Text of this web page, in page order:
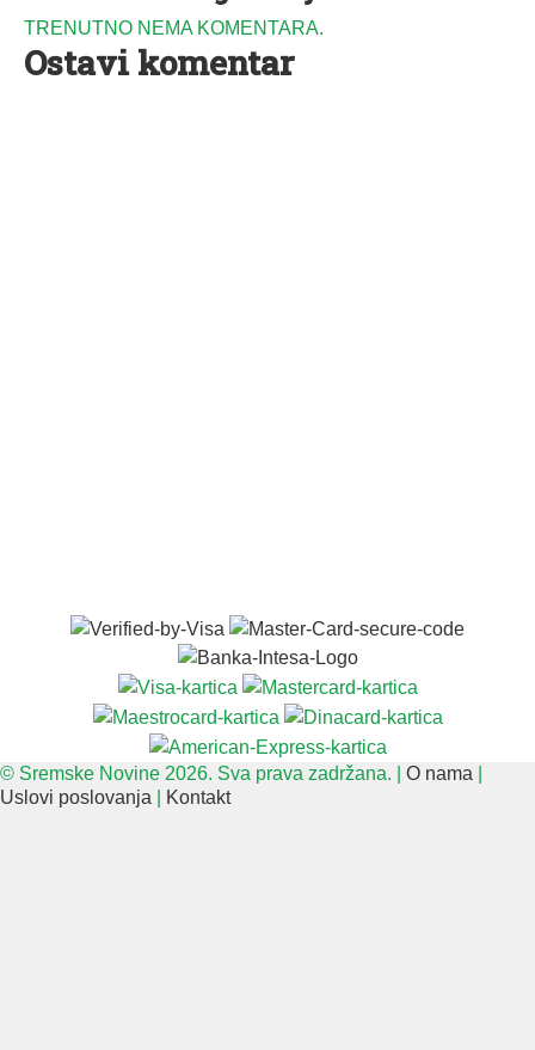
TRENUTNO NEMA KOMENTARA.
Ostavi komentar
© Sremske Novine 2026. Sva prava zadržana. | O nama
Uslovi poslovanja
Kontakt